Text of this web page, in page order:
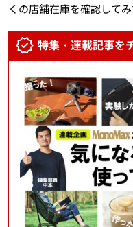
くの店舗在庫を確認してみ
特集・連載記事を